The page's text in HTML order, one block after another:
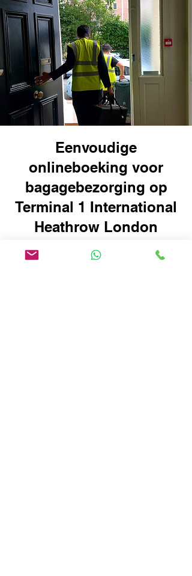
Eenvoudige
onlineboeking voor
bagagebezorging op
Terminal 1 International
Heathrow London
Airport: reis slimmer,